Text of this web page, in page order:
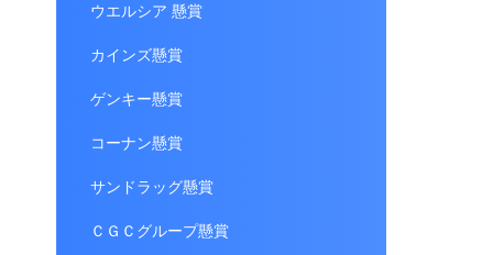
ウエルシア 懸賞
カインズ懸賞
ゲンキー懸賞
コーナン懸賞
サンドラッグ懸賞
ＣＧＣグループ懸賞